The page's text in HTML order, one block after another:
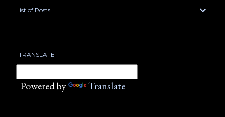
List of Posts
-TRANSLATE-
Powered by Translate